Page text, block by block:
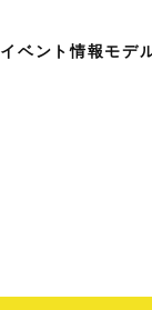
イベント情報 モデ